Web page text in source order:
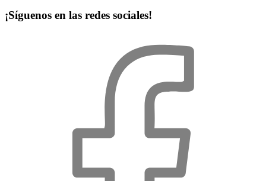
¡Síguenos en las redes sociales!